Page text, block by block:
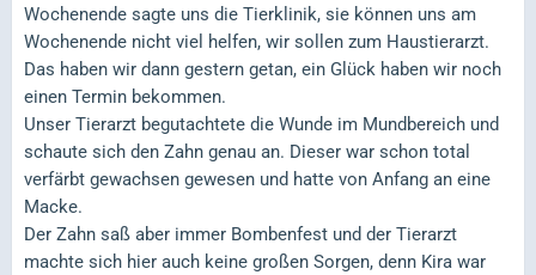
Wochenende sagte uns die Tierklinik, sie können uns am
Wochenende nicht viel helfen, wir sollen zum Haustierarzt.
Das haben wir dann gestern getan, ein Glück haben wir noch
einen Termin bekommen.
Unser Tierarzt begutachtete die Wunde im Mundbereich und
schaute sich den Zahn genau an. Dieser war schon total
verfärbt gewachsen gewesen und hatte von Anfang an eine
Macke.
Der Zahn saß aber immer Bombenfest und der Tierarzt
machte sich hier auch keine großen Sorgen, denn Kira war